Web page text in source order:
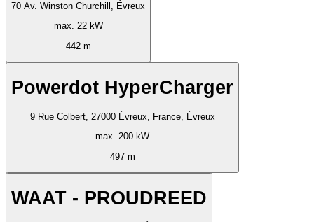
70 Av. Winston Churchill, Évreux
max. 22 kW
442 m
Powerdot HyperCharger
9 Rue Colbert, 27000 Évreux, France, Évreux
max. 200 kW
497 m
WAAT - PROUDREED